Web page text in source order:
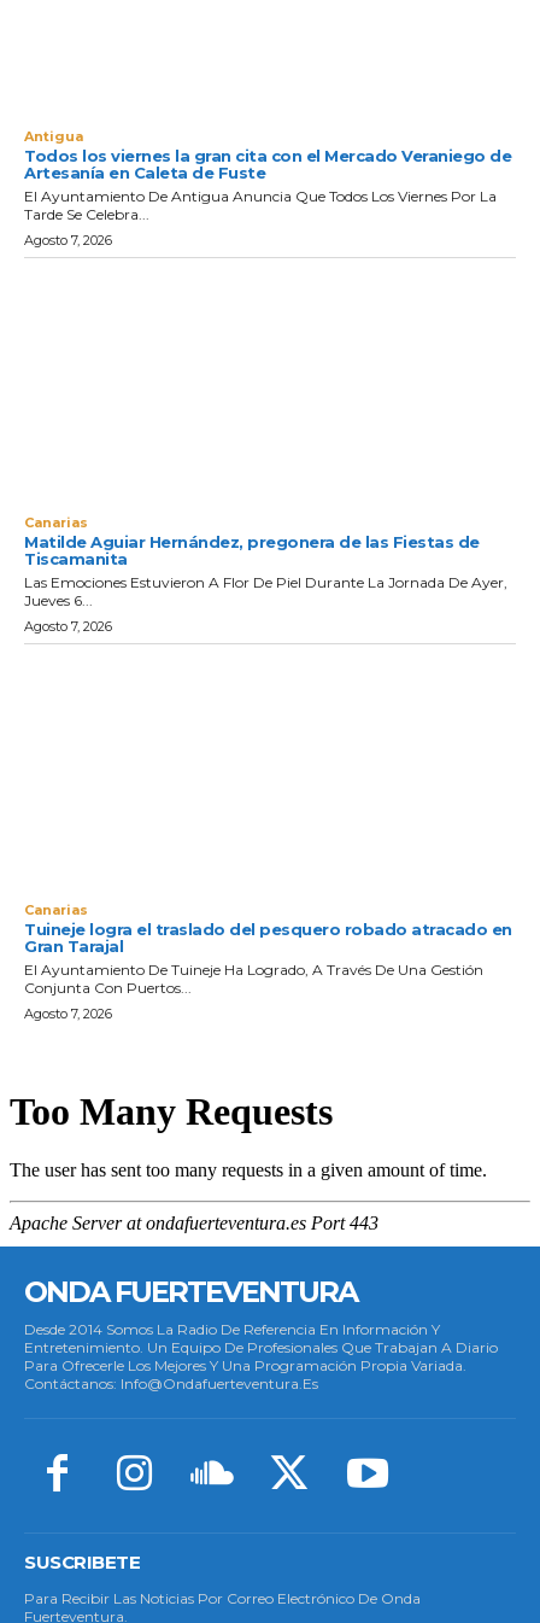
Antigua
Todos los viernes la gran cita con el Mercado Veraniego de
Artesanía en Caleta de Fuste
El Ayuntamiento De Antigua Anuncia Que Todos Los Viernes Por La
Tarde Se Celebra...
Agosto 7, 2026
Canarias
Matilde Aguiar Hernández, pregonera de las Fiestas de
Tiscamanita
Las Emociones Estuvieron A Flor De Piel Durante La Jornada De Ayer,
Jueves 6...
Agosto 7, 2026
Canarias
Tuineje logra el traslado del pesquero robado atracado en
Gran Tarajal
El Ayuntamiento De Tuineje Ha Logrado, A Través De Una Gestión
Conjunta Con Puertos...
Agosto 7, 2026
ONDA FUERTEVENTURA
Desde 2014 Somos La Radio De Referencia En Información Y
Entretenimiento. Un Equipo De Profesionales Que Trabajan A Diario
Para Ofrecerle Los Mejores Y Una Programación Propia Variada.
Contáctanos: Info@ondafuerteventura.es
SUSCRIBETE
Para Recibir Las Noticias Por Correo Electrónico De Onda
Fuerteventura.